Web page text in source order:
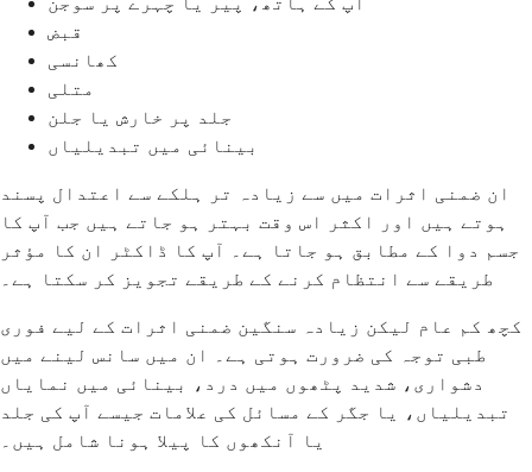
قبض
کھانسی
متلی
جلد پر خارش یا جلن
بینائی میں تبدیلیاں
ان ضمنی اثرات میں سے زیادہ تر ہلکے سے اعتدال پسند
ہوتے ہیں اور اکثر اس وقت بہتر ہو جاتے ہیں جب آپ کا
جسم دوا کے مطابق ہو جاتا ہے۔ آپ کا ڈاکٹر ان کا مؤثر
طریقے سے انتظام کرنے کے طریقے تجویز کر سکتا ہے۔
کچھ کم عام لیکن زیادہ سنگین ضمنی اثرات کے لیے فوری
طبی توجہ کی ضرورت ہوتی ہے۔ ان میں سانس لینے میں
دشواری، شدید پٹھوں میں درد، بینائی میں نمایاں
تبدیلیاں، یا جگر کے مسائل کی علامات جیسے آپ کی جلد
یا آنکھوں کا پیلا ہونا شامل ہیں۔